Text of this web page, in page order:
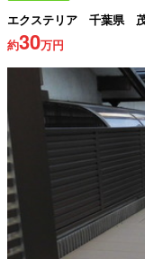
エクステリア 千葉県 茂
約30万円